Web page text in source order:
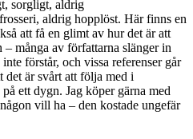
sorgligt, aldrig
aldrig hopplöst. Här finns en
att få en glimt av hur det är att
många av författarna slänger in
förstår, och vissa referenser går
det är svårt att följa med i
ett dygn. Jag köper gärna med
vill ha – den kostade ungefär